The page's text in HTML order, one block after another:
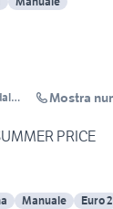
Mostra
PRICE
Manuale Euro 2